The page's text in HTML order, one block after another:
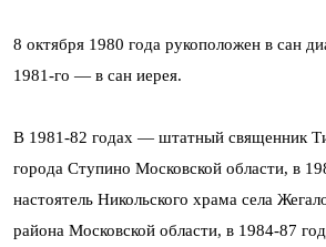
8 октября 1980 года рукоположен в сан
1981-го — в сан иерея.
В 1981-82 годах — штатный священник
города Ступино Московской области, в
настоятель Никольского храма села
района Московской области, в 1984-87